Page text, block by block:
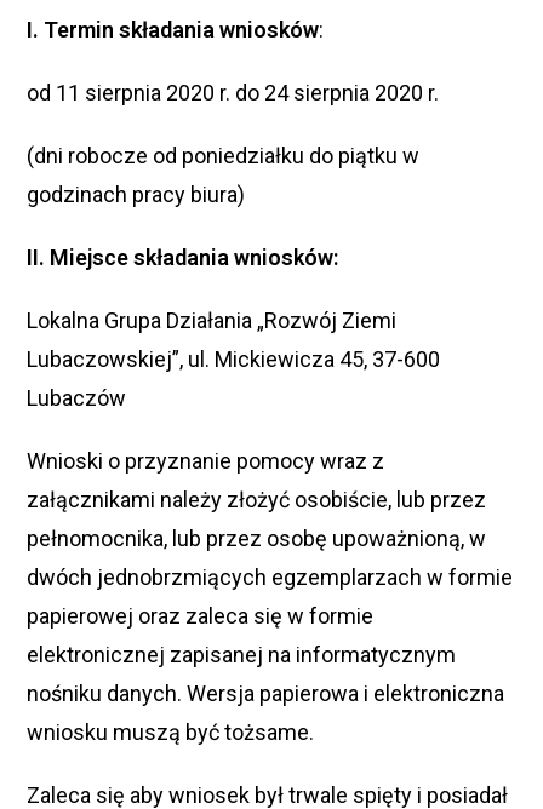
I. Termin składania wniosków:
od 11 sierpnia 2020 r. do 24 sierpnia 2020 r.
(dni robocze od poniedziałku do piątku w
godzinach pracy biura)
II. Miejsce składania wniosków:
Lokalna Grupa Działania „Rozwój Ziemi
Lubaczowskiej”, ul. Mickiewicza 45, 37-600
Lubaczów
Wnioski o przyznanie pomocy wraz z
załącznikami należy złożyć osobiście, lub przez
pełnomocnika, lub przez osobę upoważnioną, w
dwóch jednobrzmiących egzemplarzach w formie
papierowej oraz zaleca się w formie
elektronicznej zapisanej na informatycznym
nośniku danych. Wersja papierowa i elektroniczna
wniosku muszą być tożsame.
Zaleca się aby wniosek był trwale spięty i posiadał